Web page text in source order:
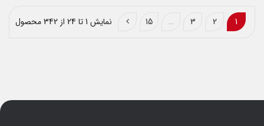
1
2
3
…
15 نمایش 1 تا 24 از 342 محصول